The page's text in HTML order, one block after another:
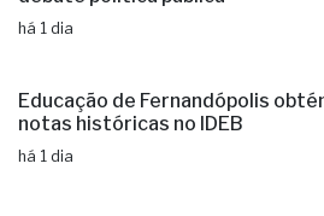
há 1 dia
Educação de Fernandópolis
notas históricas no IDEB
há 1 dia